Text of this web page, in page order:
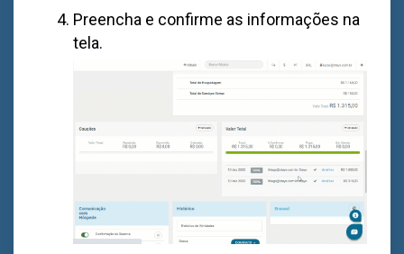
Preencha e confirme as informações na
tela.